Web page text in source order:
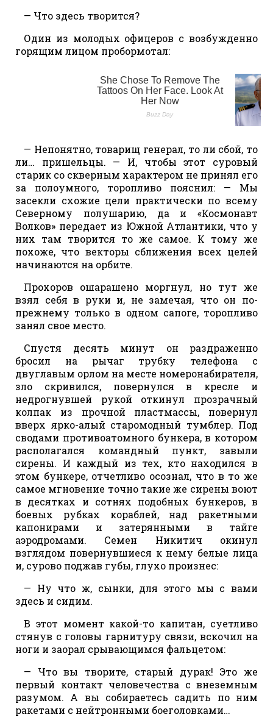
— Что здесь творится?
Один из молодых офицеров с возбужденно
горящим лицом пробормотал:
— Непонятно, товарищ генерал, то ли сбой, то
ли… пришельцы. — И, чтобы этот суровый
старик со скверным характером не принял его
за полоумного, торопливо пояснил: — Мы
засекли схожие цели практически по всему
Северному полушарию, да и «Космонавт
Волков» передает из Южной Атлантики, что у
них там творится то же самое. К тому же
похоже, что векторы сближения всех целей
начинаются на орбите.
Прохоров ошарашено моргнул, но тут же
взял себя в руки и, не замечая, что он по-
прежнему только в одном сапоге, торопливо
занял свое место.
Спустя десять минут он раздраженно
бросил на рычаг трубку телефона с
двуглавым орлом на месте номеронабирателя,
зло скривился, повернулся в кресле и
недрогнувшей рукой откинул прозрачный
колпак из прочной пластмассы, повернул
вверх ярко-алый старомодный тумблер. Под
сводами противоатомного бункера, в котором
располагался командный пункт, завыли
сирены. И каждый из тех, кто находился в
этом бункере, отчетливо осознал, что в то же
самое мгновение точно такие же сирены воют
в десятках и сотнях подобных бункеров, в
боевых рубках кораблей, над ракетными
капонирами и затерянными в тайге
аэродромами. Семен Никитич окинул
взглядом повернувшиеся к нему белые лица
и, сурово поджав губы, глухо произнес:
— Ну что ж, сынки, для этого мы с вами
здесь и сидим.
В этот момент какой-то капитан, суетливо
стянув с головы гарнитуру связи, вскочил на
ноги и заорал срывающимся фальцетом:
— Что вы творите, старый дурак! Это же
первый контакт человечества с внеземным
разумом. А вы собираетесь садить по ним
ракетами с нейтронными боеголовками…